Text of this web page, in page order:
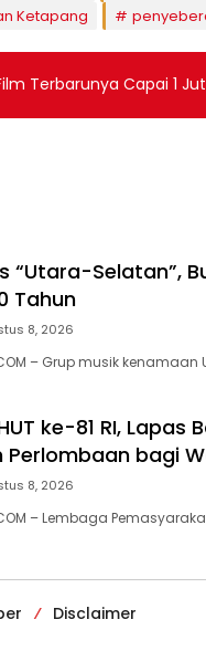
Ketapang
Terbarunya Capai 1
“Utara-Selatan”,
Tahun
8, 2026
– Grup musik kenamaan
ke-81 RI, Lapas
Perlombaan bagi
8, 2026
– Lembaga
Disclaimer